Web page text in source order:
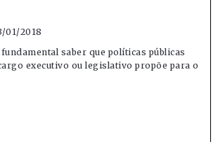
01/2018
saber que políticas públicas
executivo ou legislativo propõe para o